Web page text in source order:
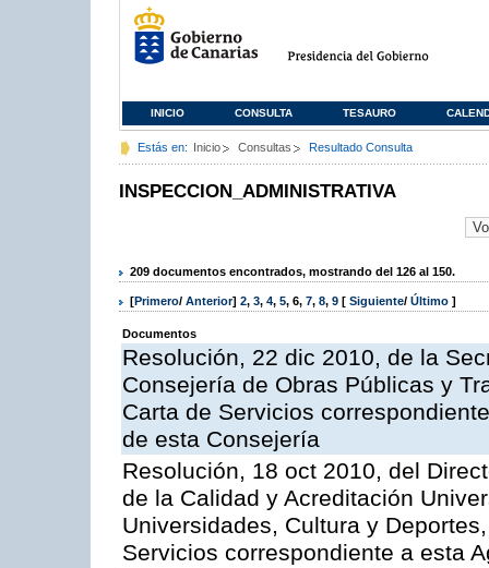
INICIO CONSULTA TESAURO
Estás en: Inicio Consultas Resultado Consulta
INSPECCION_ADMINISTRATIVA
209 documentos encontrados, mostrando del 126 al 150.
[Primero/ Anterior] 2, 3, 4, 5, 6, 7, 8, 9 [ Siguiente/ Último ]
Documentos
Resolución, 22 dic 2010, de la
Consejería de Obras Públicas y
Carta de Servicios
de esta Consejería
Resolución, 18 oct 2010, del
de la Calidad y Acreditación
Universidades, Cultura y
Servicios correspondiente a esta